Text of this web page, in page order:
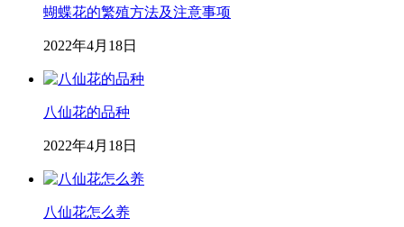
蝴蝶花的繁殖方法及注意事项
2022年4月18日
八仙花的品种
2022年4月18日
八仙花怎么养